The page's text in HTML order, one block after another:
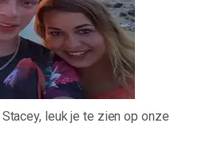
leuk je te zien op onze